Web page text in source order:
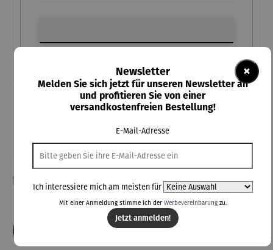
Teile diese Konfiguration
Ich habe die Konfiguration überprüft und bestätige die Richtigkeit
meiner Angaben.
In den Warenkorb
×
Newsletter
Melden Sie sich jetzt für unseren Newsletter an
und profitieren Sie von einer
versandkostenfreien Bestellung!
E-Mail-Adresse
Ich interessiere mich am meisten für
Mit einer Anmeldung stimme ich der Werbevereinbarungzu.
Jetzt anmelden!